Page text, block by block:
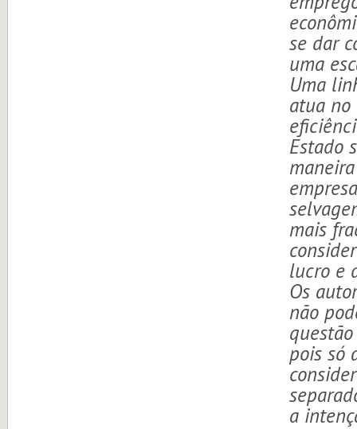
se dar
uma
Uma
atua no
Estado
mais
lucro e
Os
não
pois só
a